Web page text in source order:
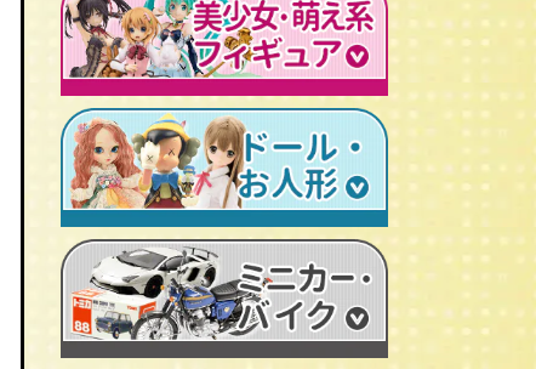
レトロプラモデル
旧トランスフォーマー
ビンテージ セルロイド人形
仮面ライダーカード
マルサン/MARUSAN
ブルマァク/BULLMARK
ポピー/POPY
旧タカラ/TAKARA
旧バンダイ/BANDAI
鉄人28号
新世紀エヴァンゲリオン
AKIRA/アキラ
ドラゴンクエスト
ファイナルファンタジー/FF
P.O.P
RAH
CCP キン肉マン
超像可動
人造人間キカイダー
牙狼-GARO
機動戦士ガンダム
マジンガーＺ
ゲッターロボ
トランスフォーマー
マクロス
メタルヒーローシリーズ
スーパー戦隊
スターウォーズ
プレデター/PREDATOR
エイリアン/ALIEN
ターミネーター
ロボコップ
バットマン
グレムリン
バイオハザード
ディズニー
セーラームーン
魔法少女まどか☆マギカ
フェイト/Fate
武装神姫
魔法少女リリカルなのは
ブライス/Blythe